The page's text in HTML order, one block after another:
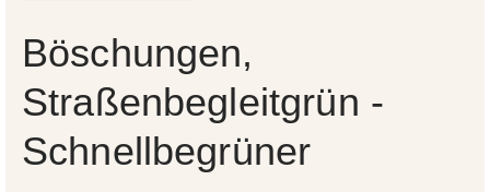
Böschungen,
Straßenbegleitgrün -
Schnellbegrüner